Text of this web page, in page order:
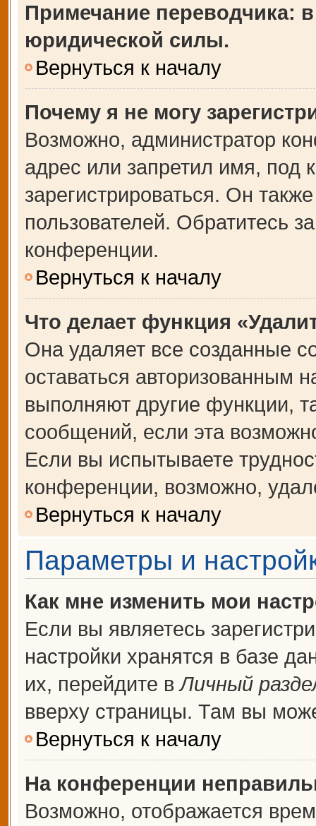
Примечание переводчика:
юридической силы.
Вернуться к началу
Почему я не могу
Возможно, администратор
адрес или запретил имя, под
зарегистрироваться. Он
пользователей. Обратитесь
конференции.
Вернуться к началу
Что делает функция
Она удаляет все созданные
оставаться авторизованным
выполняют другие функции,
сообщений, если эта
Если вы испытываете
конференции, возможно,
Вернуться к началу
Параметры и
Как мне изменить мои
Если вы являетесь
настройки хранятся в базе
их, перейдите вЛичный
вверху страницы. Там вы
Вернуться к началу
На конференции
Возможно, отображается